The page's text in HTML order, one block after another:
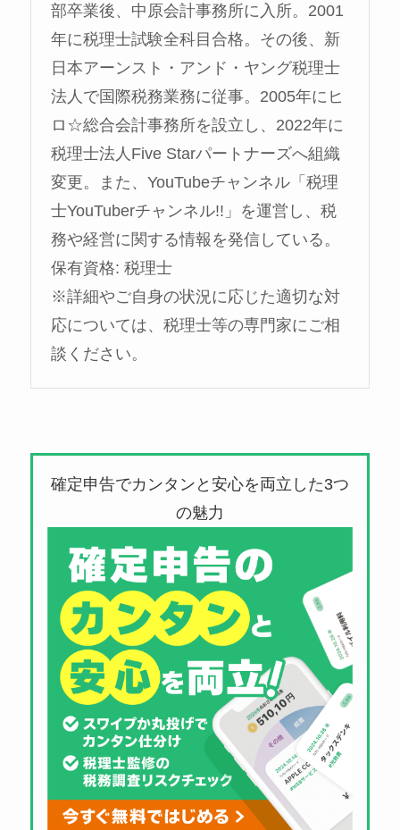
部卒業後、中原会計事務所に入所。2001
年に税理士試験全科目合格。その後、新
日本アーンスト・アンド・ヤング税理士
法人で国際税務業務に従事。2005年にヒ
ロ☆総合会計事務所を設立し、2022年に
税理士法人Five Starパートナーズへ組織
変更。また、YouTubeチャンネル「税理
士YouTuberチャンネル!!」を運営し、税
務や経営に関する情報を発信している。
保有資格: 税理士
※詳細やご自身の状況に応じた適切な対
応については、税理士等の専門家にご相
談ください。
確定申告でカンタンと安心を両立した3つ
の魅力